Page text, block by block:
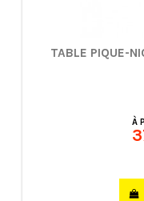
TABLE PIQUE-
À